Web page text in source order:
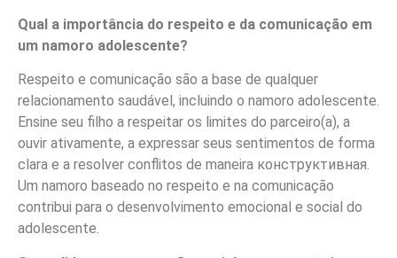
Qual a importância do respeito e da comunicação em
um namoro adolescente?
Respeito e comunicação são a base de qualquer
relacionamento saudável, incluindo o namoro adolescente.
Ensine seu filho a respeitar os limites do parceiro(a), a
ouvir ativamente, a expressar seus sentimentos de forma
clara e a resolver conflitos de maneira конструктивная.
Um namoro baseado no respeito e na comunicação
contribui para o desenvolvimento emocional e social do
adolescente.